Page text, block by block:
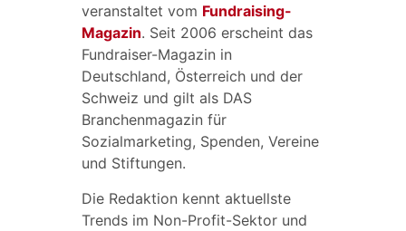
veranstaltet vom Fundraising-
Magazin. Seit 2006 erscheint das
Fundraiser-Magazin in
Deutschland, Österreich und der
Schweiz und gilt als DAS
Branchenmagazin für
Sozialmarketing, Spenden, Vereine
und Stiftungen.
Die Redaktion kennt aktuellste
Trends im Non-Profit-Sektor und